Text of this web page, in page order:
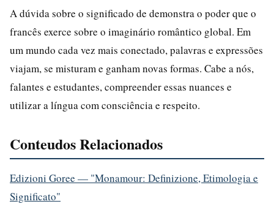
A dúvida sobre o significado de demonstra o poder que o
francês exerce sobre o imaginário romântico global. Em
um mundo cada vez mais conectado, palavras e expressões
viajam, se misturam e ganham novas formas. Cabe a nós,
falantes e estudantes, compreender essas nuances e
utilizar a língua com consciência e respeito.
Conteudos Relacionados
Edizioni Goree — "Monamour: Definizione, Etimologia e
Significato"